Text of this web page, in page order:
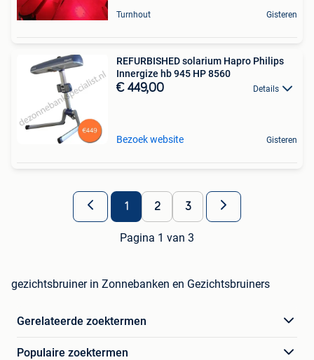
Turnhout Gisteren
REFURBISHED solarium Hapro Philips
Innergize hb 945 HP 8560
€ 449,00 Details
Bezoek website Gisteren
1 2 3
Pagina 1 van 3
gezichtsbruiner in Zonnebanken en Gezichtsbruiners
Gerelateerde zoektermen
Populaire zoektermen